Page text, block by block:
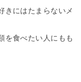
きにはたまらないメ
を食べたい人にもも